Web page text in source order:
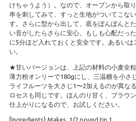
けちゃうよう）。なので、オーブンから取
串を刺してみて、すっと生地がついてこな
す。さらに型から出して、底をぽんぽんと
い音がしたらさらに安心。もしも心配だっ
に5分ほど入れておくと安全です。あるいは
い。
★甘いバージョンは、上記の材料の小麦全
薄力粉オンリーで180gにし、三温糖を小さ
ライフルーツを大さじ1〜2加えるのが異な
ロセスも同じです。ほんのり甘く、ブラウ
仕上がりになるので、お試しください。